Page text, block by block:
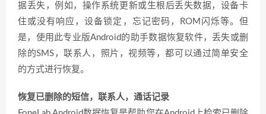
据丢失，例如，操作系统更新或生根后丢失数据，设备卡
住或没有响应，设备锁定，忘记密码，ROM闪烁等。但
是，使用此专业版Android的助手数据恢复软件，丢失或删
除的SMS，联系人，照片，视频等，都可以通过简单安全
的方式进行恢复。
恢复已删除的短信，联系人，通话记录